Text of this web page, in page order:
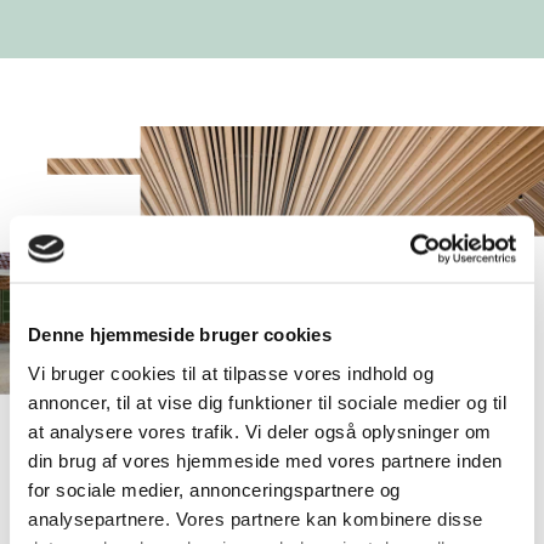
Denne hjemmeside bruger cookies
Vi bruger cookies til at tilpasse vores indhold og
annoncer, til at vise dig funktioner til sociale medier og til
at analysere vores trafik. Vi deler også oplysninger om
din brug af vores hjemmeside med vores partnere inden
for sociale medier, annonceringspartnere og
analysepartnere. Vores partnere kan kombinere disse
PRESSEKIT HERUNTERLADEN